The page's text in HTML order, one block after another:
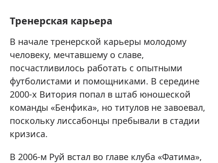
Тренерская карьера
В начале тренерской карьеры молодому
человеку, мечтавшему о славе,
посчастливилось работать с опытными
футболистами и помощниками. В середине
2000-х Витория попал в штаб юношеской
команды «Бенфика», но титулов не завоевал,
поскольку лиссабонцы пребывали в стадии
кризиса.
В 2006-м Руй встал во главе клуба «Фатима»,